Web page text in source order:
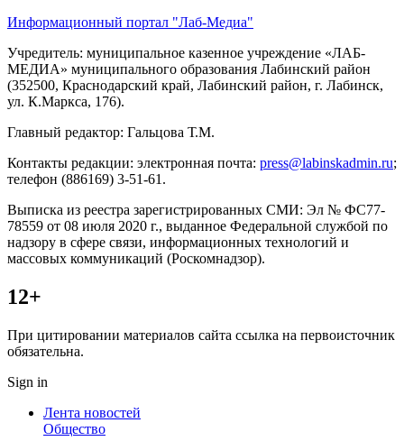
Информационный портал "Лаб-Медиа"
Учредитель: муниципальное казенное учреждение «ЛАБ-
МЕДИА» муниципального образования Лабинский район
(352500, Краснодарский край, Лабинский район, г. Лабинск,
ул. К.Маркса, 176).
Главный редактор: Гальцова Т.М.
Контакты редакции: электронная почта: press@labinskadmin.ru;
телефон (886169) 3-51-61.
Выписка из реестра зарегистрированных СМИ: Эл № ФС77-
78559 от 08 июля 2020 г., выданное Федеральной службой по
надзору в сфере связи, информационных технологий и
массовых коммуникаций (Роскомнадзор).
12+
При цитировании материалов сайта ссылка на первоисточник
обязательна.
Sign in
Лента новостей
Общество